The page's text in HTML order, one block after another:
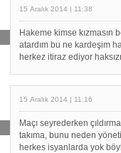
15 Aralık 2014 | 11:38
Hakeme kimse kızmasın
atardım bu ne kardeşim
herkez itiraz ediyor
15 Aralık 2014 | 11:16
Maçı seyrederken
takıma, bunu neden
herkes isyanlarda yok